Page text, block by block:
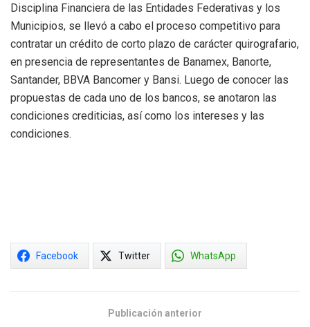
Disciplina Financiera de las Entidades Federativas y los
Municipios, se llevó a cabo el proceso competitivo para
contratar un crédito de corto plazo de carácter quirografario,
en presencia de representantes de Banamex, Banorte,
Santander, BBVA Bancomer y Bansi. Luego de conocer las
propuestas de cada uno de los bancos, se anotaron las
condiciones crediticias, así como los intereses y las
condiciones.
Facebook Twitter WhatsApp
Publicación anterior